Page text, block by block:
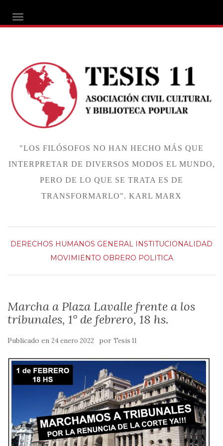
ALTERNAR NAVEGACIÓN
"LOS FILÓSOFOS NO HAN HECHO MÁS QUE
INTERPRETAR DE DIVERSOS MODOS EL MUNDO,
PERO DE LO QUE SE TRATA ES DE
TRANSFORMARLO". KARL MARX
DERECHOS HUMANOS GENERAL
INSTITUCIONALIDAD
MOVIMIENTO OBRERO POLITICA
Marcha a Plaza Lavalle frente a los
tribunales, 1° de febrero, 18 hs.
Publicado en 24 enero 2022 por Tesis 11